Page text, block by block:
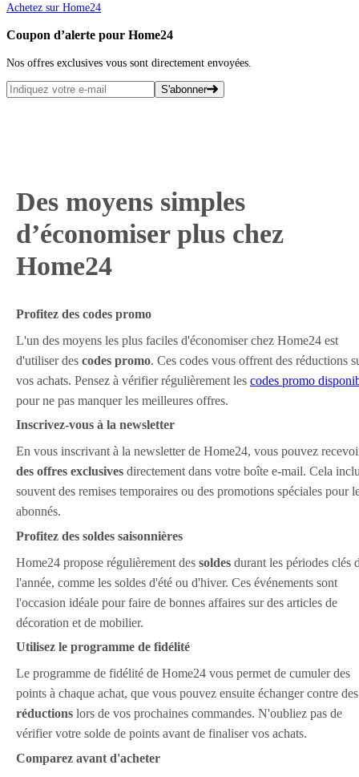
Achetez sur Home24
Coupon d’alerte pour Home24
Nos offres exclusives vous sont directement envoyées.
S'abonner
Des moyens simples
d’économiser plus chez
Home24
Profitez des codes promo
L'un des moyens les plus faciles d'économiser chez Home24 est
d'utiliser des codes promo. Ces codes vous offrent des réductions
vos achats. Pensez à vérifier régulièrement les codes promo
pour ne pas manquer les meilleures offres.
Inscrivez-vous à la newsletter
En vous inscrivant à la newsletter de Home24, vous pouvez
des offres exclusives directement dans votre boîte e-mail. Cela
souvent des remises temporaires ou des promotions spéciales pour
abonnés.
Profitez des soldes saisonnières
Home24 propose régulièrement des soldes durant les périodes clés
l'année, comme les soldes d'été ou d'hiver. Ces événements sont
l'occasion idéale pour faire de bonnes affaires sur des articles de
décoration et de mobilier.
Utilisez le programme de fidélité
Le programme de fidélité de Home24 vous permet de cumuler des
points à chaque achat, que vous pouvez ensuite échanger contre des
réductions lors de vos prochaines commandes. N'oubliez pas de
vérifier votre solde de points avant de finaliser vos achats.
Comparez avant d'acheter